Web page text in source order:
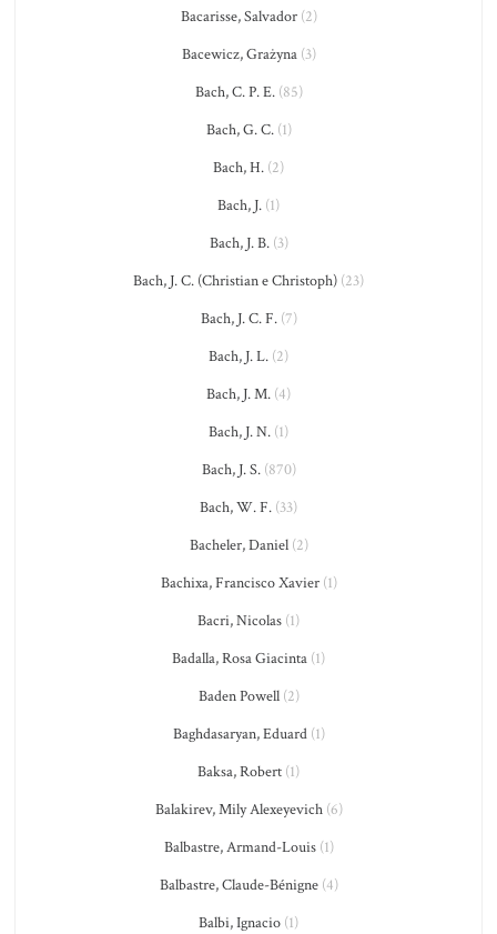
Bacarisse, Salvador(2)
Bacewicz, Grażyna(3)
Bach, C. P. E.(85)
Bach, G. C.(1)
Bach, H. (2)
Bach, J. (1)
Bach, J. B.(3)
Bach, J. C. (Christian e Christoph) (23)
Bach, J. C. F.(7)
Bach, J. L. (2)
Bach, J. M. (4)
Bach, J. N. (1)
Bach, J. S.(870)
Bach, W. F. (33)
Bacheler, Daniel(2)
Bachixa, Francisco Xavier(1)
Bacri, Nicolas (1)
Badalla, Rosa Giacinta (1)
Baden Powell(2)
Baghdasaryan, Eduard(1)
Baksa, Robert (1)
Balakirev, Mily Alexeyevich(6)
Balbastre, Armand-Louis(1)
Balbastre, Claude-Bénigne(4)
Balbi, Ignacio (1)